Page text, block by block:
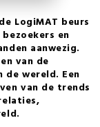
LogiMAT beurs
en
aanwezig.
van de
wereld. Een
van de trends